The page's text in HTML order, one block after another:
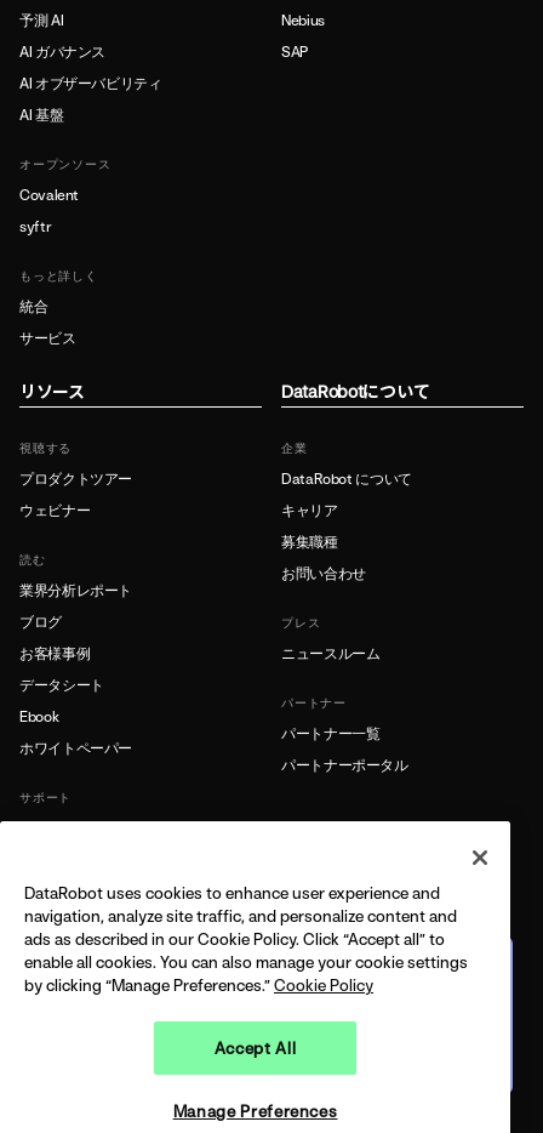
予測 AI
AI ガバナンス
AI オブザーバビリティ
AI 基盤
オープンソース
Covalent
syftr
もっと詳しく
統合
サービス
Nebius
SAP
リソース
視聴する
プロダクトツアー
ウェビナー
読む
業界分析レポート
ブログ
お客様事例
データシート
Ebook
ホワイトペーパー
サポート
もっと詳しく
リソースライブラリ
DataRobotについて
企業
DataRobot について
キャリア
募集職種
お問い合わせ
プレス
ニュースルーム
パートナー
パートナー一覧
パートナーポータル
COPYRIGHT © 2026 DATAROBOT, INC - ALL RIGHTS RESERVED
企業向けエージェント型AIプ
レイブック
実務への実装例
今すぐダウンロード
DataRobot uses cookies to enhance user experience and
navigation, analyze site traffic, and personalize content and
ads as described in our Cookie Policy. Click “Accept all” to
enable all cookies. You can also manage your cookie settings
by clicking “Manage Preferences.”Cookie Policy
Accept All
Manage Preferences